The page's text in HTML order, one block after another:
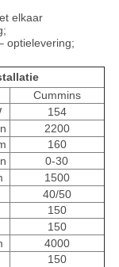
elkaar
optielevering;
Cummins
154
2200
160
0-30
1500
40/50
150
150
4000
150